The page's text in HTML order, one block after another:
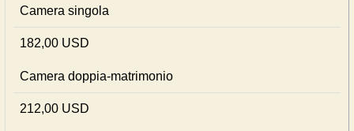
Camera singola
182,00 USD
Camera doppia-matrimonio
212,00 USD